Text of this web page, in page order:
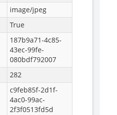
image/jpeg
True
187b9a71-4c85-
43ec-99fe-
080bdf792007
282
c9feb85f-2d1f-
4ac0-99ac-
2f3f0513fd5d